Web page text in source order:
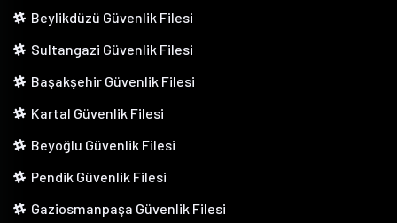
Beylikdüzü Güvenlik Filesi
Sultangazi Güvenlik Filesi
Başakşehir Güvenlik Filesi
Kartal Güvenlik Filesi
Beyoğlu Güvenlik Filesi
Pendik Güvenlik Filesi
Gaziosmanpaşa Güvenlik Filesi